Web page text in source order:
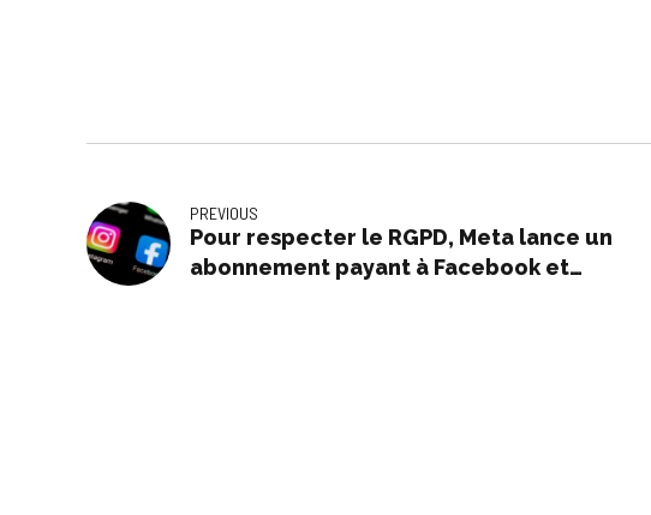
PREVIOUS
Pour respecter le RGPD, Meta lance un
abonnement payant à Facebook et